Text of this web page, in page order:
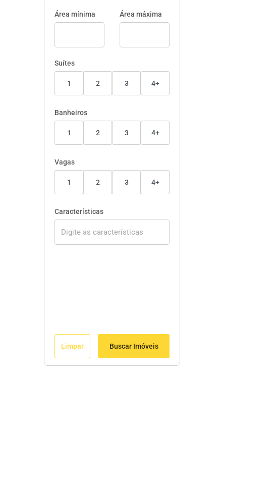
Área mínima Área máxima
Suítes
1 2 3 4+
Banheiros
1 2 3 4+
Vagas
1 2 3 4+
Características
Limpar Buscar Imóveis